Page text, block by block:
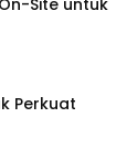
Perkuat